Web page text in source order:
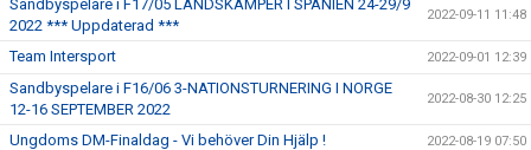
Sandbyspelare i F17/05 LANDSKAMPER I SPANIEN 24-29/9
2022 *** Uppdaterad ***
2022-09-11 11:48
Team Intersport 2022-09-01 12:39
Sandbyspelare i F16/06 3-NATIONSTURNERING I NORGE
12-16 SEPTEMBER 2022
2022-08-30 12:25
Ungdoms DM-Finaldag - Vi behöver Din Hjälp ! 2022-08-19 07:50